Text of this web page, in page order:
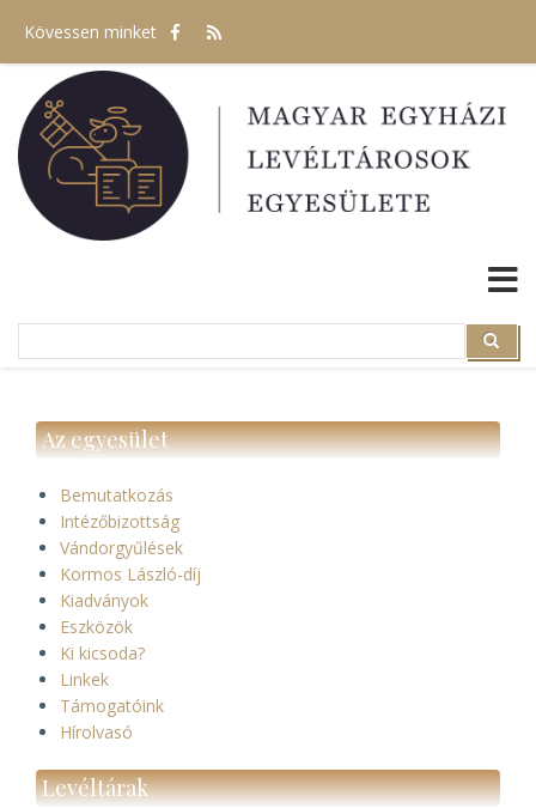
tartalomra
Kövessen minket
Search
Az egyesület
Bemutatkozás
Intézőbizottság
Vándorgyűlések
Kormos László-díj
Kiadványok
Eszközök
Ki kicsoda?
Linkek
Támogatóink
Hírolvasó
Levéltárak